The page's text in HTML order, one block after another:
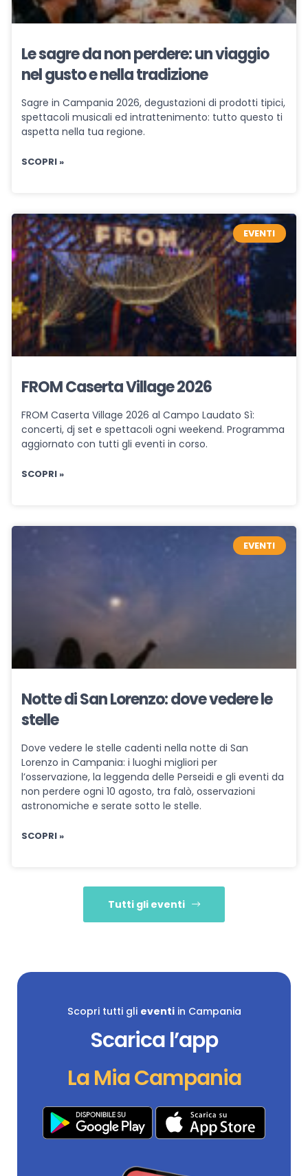
Le sagre da non perdere: un viaggio
nel gusto e nella tradizione
Sagre in Campania 2026, degustazioni di prodotti tipici,
spettacoli musicali ed intrattenimento: tutto questo ti
aspetta nella tua regione.
SCOPRI »
EVENTI
FROM Caserta Village 2026
FROM Caserta Village 2026 al Campo Laudato Sì:
concerti, dj set e spettacoli ogni weekend. Programma
aggiornato con tutti gli eventi in corso.
SCOPRI »
EVENTI
Notte di San Lorenzo: dove vedere le
stelle
Dove vedere le stelle cadenti nella notte di San
Lorenzo in Campania: i luoghi migliori per
l’osservazione, la leggenda delle Perseidi e gli eventi da
non perdere ogni 10 agosto, tra falò, osservazioni
astronomiche e serate sotto le stelle.
SCOPRI »
Tutti gli eventi
Scopri tutti gli eventiin Campania
Scarica l’app
La Mia Campania